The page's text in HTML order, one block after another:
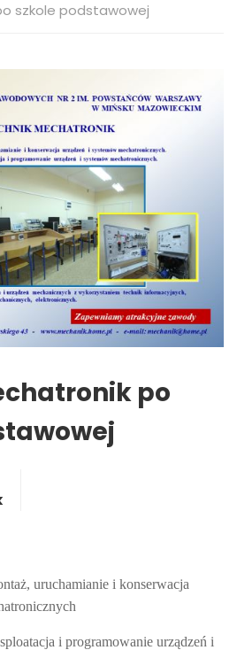
szkole podstawowej
po
uruchamianie i konserwacja
i programowanie urządzeń i